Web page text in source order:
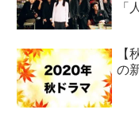
「
【
の